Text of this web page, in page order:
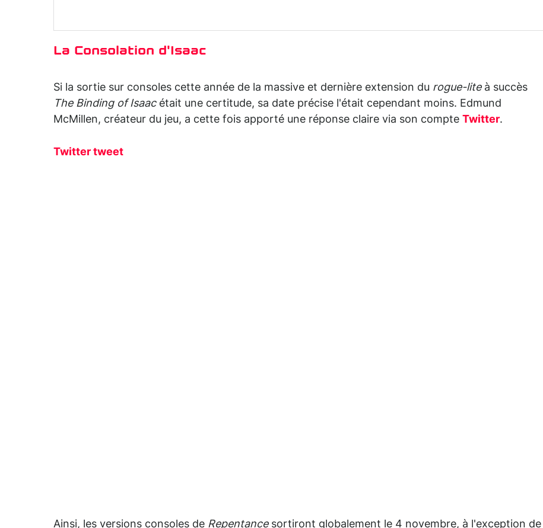
La Consolation d'Isaac
Si la sortie sur consoles cette année de la massive et dernière extension du rogue-liteà succès
The Binding of Isaac était une certitude, sa date précise l'était cependant moins. Edmund
McMillen, créateur du jeu, a cette fois apporté une réponse claire via son compte Twitter.
Twitter tweet
Ainsi, les versions consoles de Repentancesortiront globalement le 4 novembre, à l'exception de